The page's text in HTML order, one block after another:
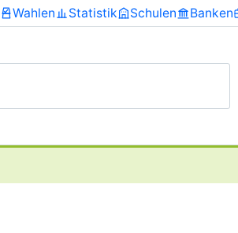
Wahlen Statistik Schulen Banken